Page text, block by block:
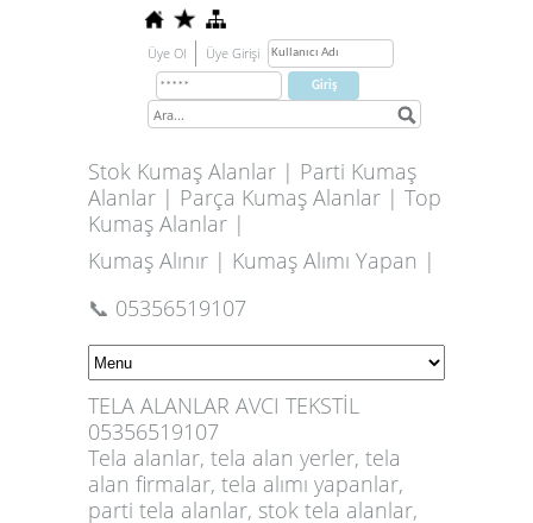
Üye Ol Üye Girişi
Stok Kumaş Alanlar | Parti Kumaş
Alanlar | Parça Kumaş Alanlar | Top
Kumaş Alanlar |
Kumaş Alınır | Kumaş Alımı Yapan |
📞 05356519107
TELA ALANLAR AVCI TEKSTİL
05356519107
Tela alanlar, tela alan yerler, tela
alan firmalar, tela alımı yapanlar,
parti tela alanlar, stok tela alanlar,